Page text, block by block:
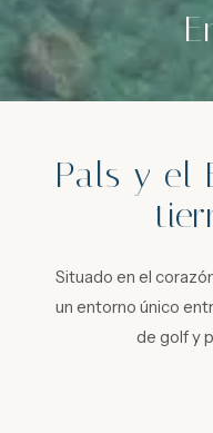
Pals y el
Situado en el
un entorno único
de golf y